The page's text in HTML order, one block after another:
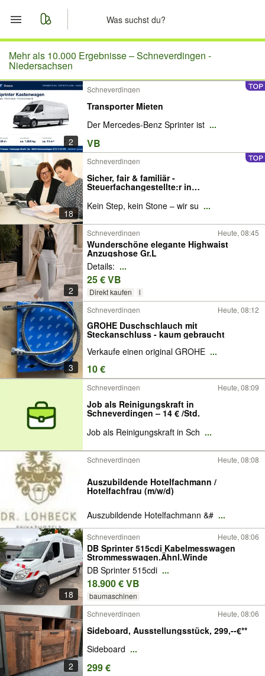
Start
Merkliste
Nachrichten
Anzeige aufgeben
Mehr als 10.000 Ergebnisse –Schneverdingen -
Niedersachsen
2
Schneverdingen
Transporter Mieten
Der Mercedes-Benz Sprinter ist ...
VB
18
Schneverdingen
Sicher, fair & familiär -
Steuerfachangestellte:r in
Kein Step, kein Stone – wir su ...
2
Schneverdingen Heute, 08:45
Wunderschöne elegante Highwaist
Anzugshose Gr.L
Details: ...
25 € VB
Direkt kaufen l
3
Schneverdingen Heute, 08:12
GROHE Duschschlauch mit
Steckanschluss - kaum gebraucht
Verkaufe einen original GROHE ...
10 €
Schneverdingen Heute, 08:09
Job als Reinigungskraft in
Schneverdingen – 14 € /Std.
Job als Reinigungskraft in Sch ...
Schneverdingen Heute, 08:08
Auszubildende Hotelfachmann /
Hotelfachfrau (m/w/d)
Auszubildende Hotelfachmann &# ...
18
Schneverdingen Heute, 08:06
DB Sprinter 515cdi Kabelmesswagen
Strommesswagen.Ähnl.Winde
DB Sprinter 515cdi ...
18.900 € VB
baumaschinen
2
Schneverdingen Heute, 08:06
Sideboard, Ausstellungsstück, 299,--€**
Sideboard ...
299 €